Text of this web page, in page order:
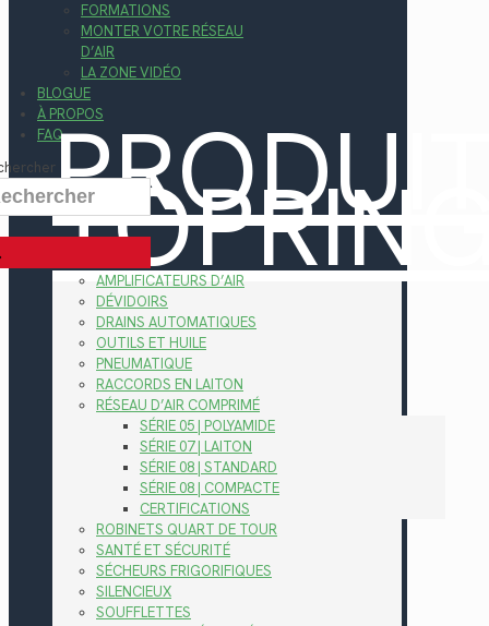
FORMATIONS
MONTER VOTRE RÉSEAU
D’AIR
LA ZONE VIDÉO
BLOGUE
À PROPOS
FAQ
AMPLIFICATEURS D’AIR
DÉVIDOIRS
DRAINS AUTOMATIQUES
OUTILS ET HUILE
PNEUMATIQUE
RACCORDS EN LAITON
RÉSEAU D’AIR COMPRIMÉ
SÉRIE 05 | POLYAMIDE
SÉRIE 07 | LAITON
SÉRIE 08 | STANDARD
SÉRIE 08 | COMPACTE
CERTIFICATIONS
ROBINETS QUART DE TOUR
SANTÉ ET SÉCURITÉ
SÉCHEURS FRIGORIFIQUES
SILENCIEUX
SOUFFLETTES